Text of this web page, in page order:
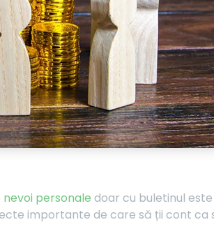
personale doar cu buletinul
importante de care să ții cont ca